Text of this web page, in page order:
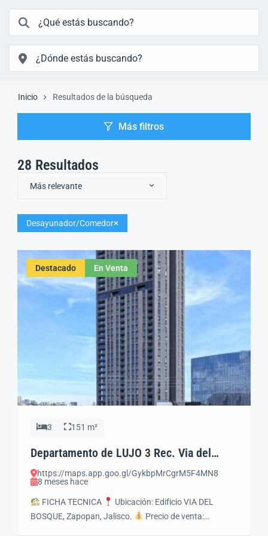
Inicio Resultados de la búsqueda
Más filtros
28 Resultados
Más relevante
Desayunador/Comedor
Destacado En Venta
3 151 m²
Departamento de LUJO 3 Rec. Via del
Bosque Andares, Zap. Jal
https://maps.app.goo.gl/GykbpMrCgrM5F4MN8
8 meses hace
FICHA TECNICA
Ubicación: Edificio VIA DEL
BOSQUE, Zapopan, Jalisco.
Precio de venta: